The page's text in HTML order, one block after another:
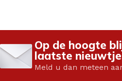
Op de hoogte
laatste
Meld u dan meteen